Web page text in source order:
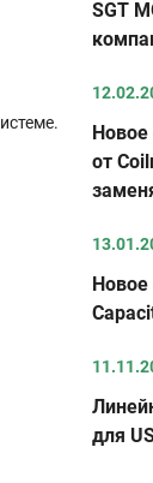
SGT
Новое
от
Новое
для